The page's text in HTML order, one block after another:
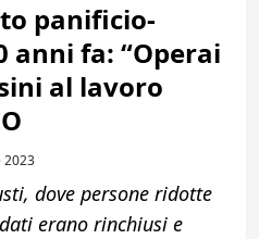
panificio-
anni fa: “Operai
al lavoro
2023
dove persone ridotte
erano rinchiusi e